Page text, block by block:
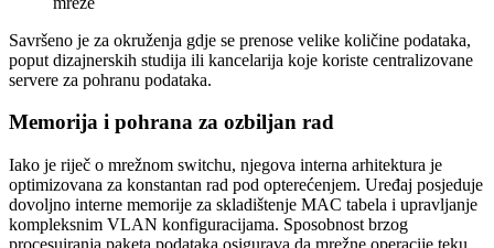
Savršeno je za okruženja gdje se prenose velike količine podataka,
poput dizajnerskih studija ili kancelarija koje koriste centralizovane
servere za pohranu podataka.
Memorija i pohrana za ozbiljan rad
Iako je riječ o mrežnom switchu, njegova interna arhitektura je
optimizovana za konstantan rad pod opterećenjem. Uređaj posjeduje
dovoljno interne memorije za skladištenje MAC tabela i upravljanje
kompleksnim VLAN konfiguracijama. Sposobnost brzog
procesuiranja paketa podataka osigurava da mrežne operacije teku